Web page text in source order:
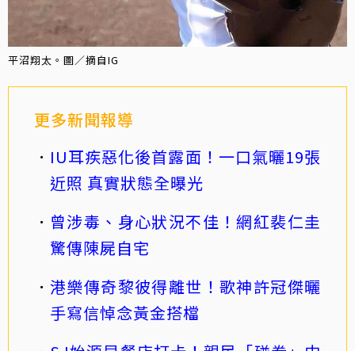
平沼翔太。圖／摘自IG
更多新聞報導
IU耳疾惡化後首露面！一口氣曬19張
近照 真實狀態全曝光
曾涉毒、身心狀況不佳！網紅裴仁圭
驚傳陳屍自宅
港樂傳奇黎彼得離世！歌神許冠傑曬
手寫信悼念黃金搭檔